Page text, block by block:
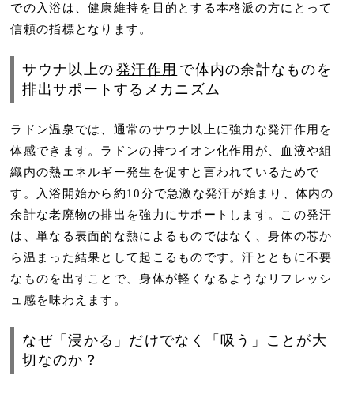
での入浴は、健康維持を目的とする本格派の方にとって
信頼の指標となります。
サウナ以上の 発汗作用 で体内の余計なものを
排出サポートするメカニズム
ラドン温泉では、通常のサウナ以上に強力な発汗作用を
体感できます。ラドンの持つイオン化作用が、血液や組
織内の熱エネルギー発生を促すと言われているためで
す。入浴開始から約10分で急激な発汗が始まり、体内の
余計な老廃物の排出を強力にサポートします。この発汗
は、単なる表面的な熱によるものではなく、身体の芯か
ら温まった結果として起こるものです。汗とともに不要
なものを出すことで、身体が軽くなるようなリフレッシ
ュ感を味わえます。
なぜ「浸かる」だけでなく「吸う」ことが大
切なのか？